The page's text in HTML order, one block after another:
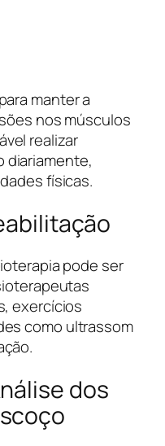
manter a
nos músculos
realizar
diariamente,
físicas.
pode ser
exercícios
como ultrassom
dos